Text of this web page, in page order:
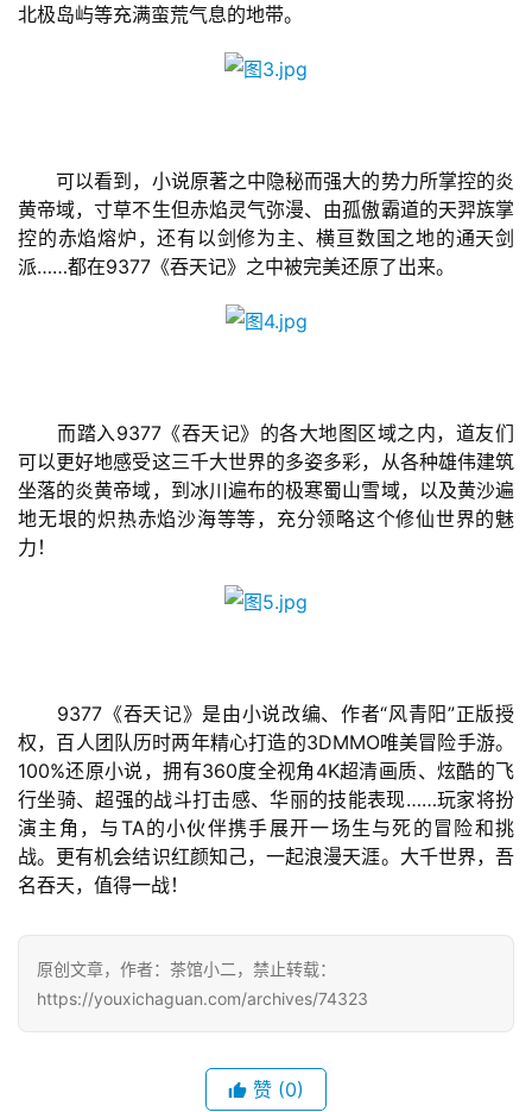
机
游
戏
2
0
2
茶
奖
7
月
3
北极岛屿等充满蛮荒气息的地带。
可以看到，小说原著之中隐秘而强大的势力所掌控的炎
黄帝域，寸草不生但赤焰灵气弥漫、由孤傲霸道的天羿族掌
控的赤焰熔炉，还有以剑修为主、横亘数国之地的通天剑
派……都在9377《吞天记》之中被完美还原了出来。
而踏入9377《吞天记》的各大地图区域之内，道友们
可以更好地感受这三千大世界的多姿多彩，从各种雄伟建筑
坐落的炎黄帝域，到冰川遍布的极寒蜀山雪域，以及黄沙遍
地无垠的炽热赤焰沙海等等，充分领略这个修仙世界的魅
力！
9377《吞天记》是由小说改编、作者“风青阳”正版授
权，百人团队历时两年精心打造的3DMMO唯美冒险手游。
100%还原小说，拥有360度全视角4K超清画质、炫酷的飞
行坐骑、超强的战斗打击感、华丽的技能表现……玩家将扮
演主角，与TA的小伙伴携手展开一场生与死的冒险和挑
战。更有机会结识红颜知己，一起浪漫天涯。大千世界，吾
名吞天，值得一战！
原创文章，作者：茶馆小二，禁止转载：
https://youxichaguan.com/archives/74323
赞 (0)